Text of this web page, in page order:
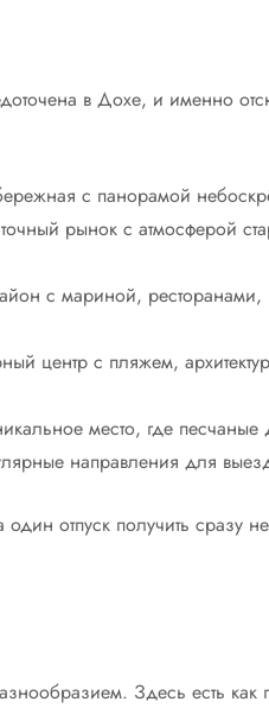
в Дохе, и именно
с панорамой
рынок с атмосферой
с мариной,
центр с пляжем,
место, где
направления для
отпуск получить сразу
Здесь есть